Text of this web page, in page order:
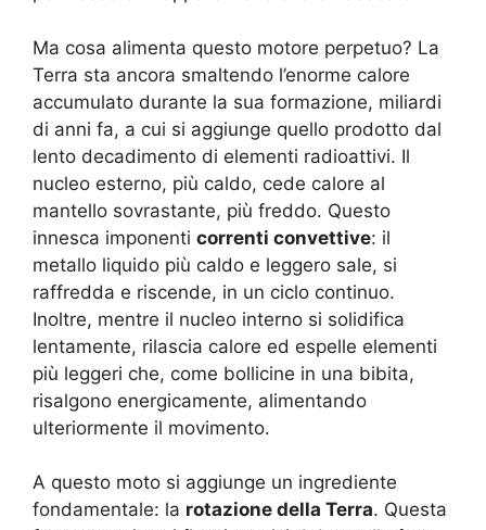
Ma cosa alimenta questo motore perpetuo? La
Terra sta ancora smaltendo l’enorme calore
accumulato durante la sua formazione, miliardi
di anni fa, a cui si aggiunge quello prodotto dal
lento decadimento di elementi radioattivi. Il
nucleo esterno, più caldo, cede calore al
mantello sovrastante, più freddo. Questo
innesca imponenti correnti convettive: il
metallo liquido più caldo e leggero sale, si
raffredda e riscende, in un ciclo continuo.
Inoltre, mentre il nucleo interno si solidifica
lentamente, rilascia calore ed espelle elementi
più leggeri che, come bollicine in una bibita,
risalgono energicamente, alimentando
ulteriormente il movimento.
A questo moto si aggiunge un ingrediente
fondamentale: la rotazione della Terra. Questa